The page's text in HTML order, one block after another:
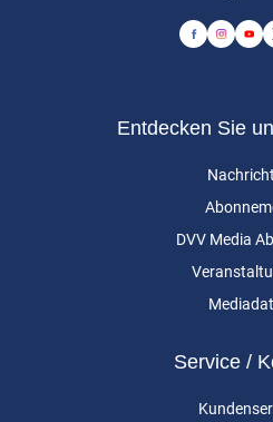
Entdecken Sie
DVV Media
Service /